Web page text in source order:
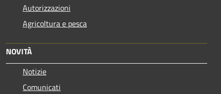
Autorizzazioni
Agricoltura e pesca
NOVITÀ
Notizie
Comunicati